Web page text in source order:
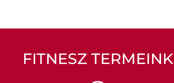
FITNESZ TERMEINK